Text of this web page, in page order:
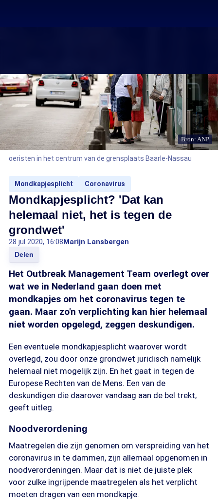
Bron: ANP
oeristen in het centrum van de grensplaats Baarle-Nassau
Mondkapjesplicht Coronavirus
Mondkapjesplicht? 'Dat kan
helemaal niet, het is tegen de
grondwet'
28 jul 2020, 16:08Marijn Lansbergen
Delen
Het Outbreak Management Team overlegt over
wat we in Nederland gaan doen met
mondkapjes om het coronavirus tegen te
gaan. Maar zo'n verplichting kan hier helemaal
niet worden opgelegd, zeggen deskundigen.
Een eventuele mondkapjesplicht waarover wordt
overlegd, zou door onze grondwet juridisch namelijk
helemaal niet mogelijk zijn. En het gaat in tegen de
Europese Rechten van de Mens. Een van de
deskundigen die daarover vandaag aan de bel trekt,
geeft uitleg.
Noodverordening
Maatregelen die zijn genomen om verspreiding van het
coronavirus in te dammen, zijn allemaal opgenomen in
noodverordeningen. Maar dat is niet de juiste plek
voor zulke ingrijpende maatregelen als het verplicht
moeten dragen van een mondkapje.